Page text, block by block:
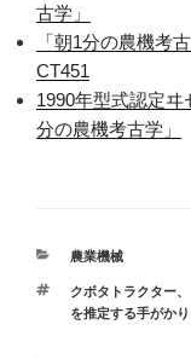
古学」
「朝1分の農機考
CT451
1990年型式認定ヰ
分の農機考古学」
カ
ゴ
リ
農業機械
タ
グ
クボタトラクター、
を推定する手がか